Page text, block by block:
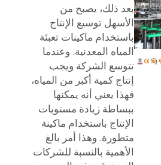
بعد ذلك، يصبح من
الأسهل توسيع الإنتاج
باستخدام ماكينات تعبئة
المياه المعدنية. وعندما
تتوسع الشركة ويجب
إنتاج كمية أكبر من المياه،
فهذا يعني أنه يمكنها
ببساطة زيادة مستويات
الإنتاج باستخدام ماكينة
متطورة. وهذا أمر بالغ
الأهمية بالنسبة للشركات